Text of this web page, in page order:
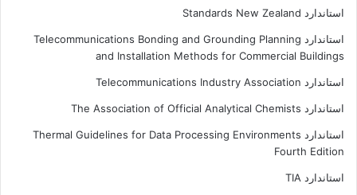
استاندارد Standards New Zealand
استاندارد Telecommunications Bonding and Grounding Planning
and Installation Methods for Commercial Buildings
استاندارد Telecommunications Industry Association
استاندارد The Association of Official Analytical Chemists
استاندارد Thermal Guidelines for Data Processing Environments
Fourth Edition
استاندارد TIA